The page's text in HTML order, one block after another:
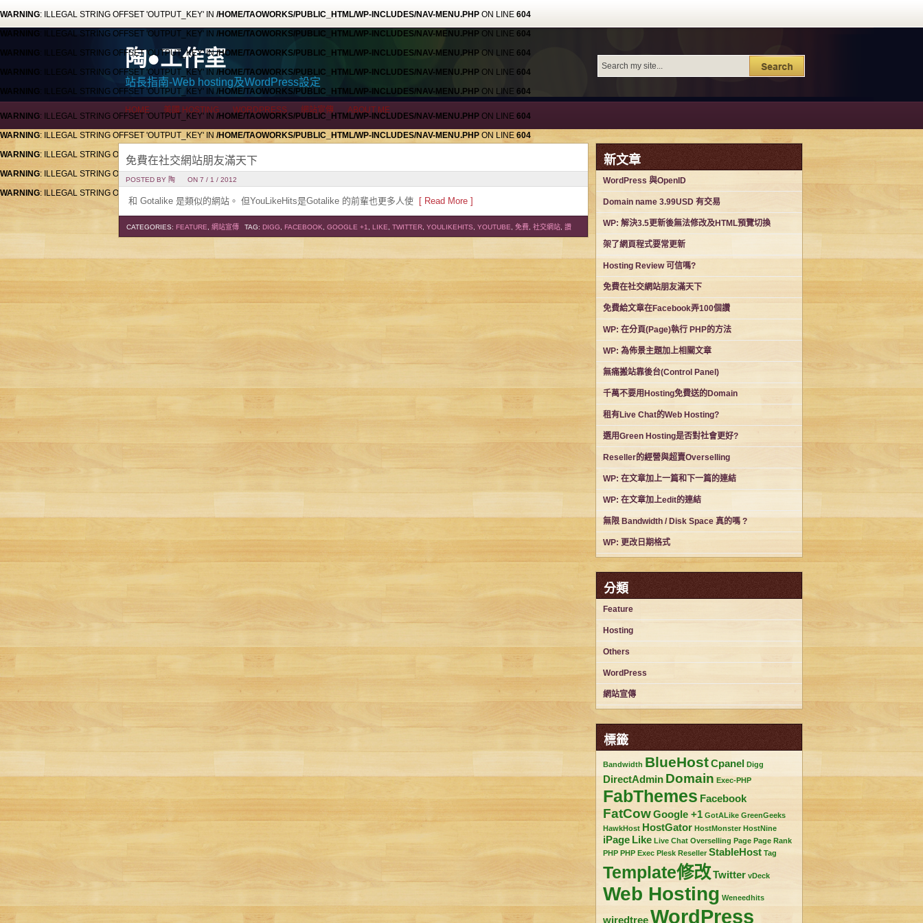
WARNING: ILLEGAL STRING OFFSET 'OUTPUT_KEY' IN /HOME/TAOWORKS/PUBLIC_HTML/WP-INCLUDES/NAV-MENU.PHP ON LINE 604
WARNING: ILLEGAL STRING OFFSET 'OUTPUT_KEY' IN /HOME/TAOWORKS/PUBLIC_HTML/WP-INCLUDES/NAV-MENU.PHP ON LINE 604
WARNING: ILLEGAL STRING OFFSET 'OUTPUT_KEY' IN/HOME/TAOWORKS/PUBLIC_HTML/WP-INCLUDES/NAV-MENU.PHP ON LINE 604
WARNING: ILLEGAL STRING OFFSET 'OUTPUT_KEY' IN /HOME/TAOWORKS/PUBLIC_HTML/WP-INCLUDES/NAV-MENU.PHP ON LINE 604
WARNING: ILLEGAL STRING OFFSET 'OUTPUT_KEY' IN /HOME/TAOWORKS/PUBLIC_HTML/WP-INCLUDES/NAV-MENU.PHP ON LINE 604
HOME
美國 HOSTING WORDPRESS 網站宣傳 ABOUT ME
陶●工作室
站長指南-Web hosting及WordPress設定
WARNING: ILLEGAL STRING OFFSET 'OUTPUT_KEY' IN /HOME/TAOWORKS/PUBLIC_HTML/WP-INCLUDES/NAV-MENU.PHP ON LINE 604
WARNING: ILLEGAL STRING OFFSET 'OUTPUT_KEY' IN /HOME/TAOWORKS/PUBLIC_HTML/WP-INCLUDES/NAV-MENU.PHP ON LINE 604
WARNING: ILLEGAL STRING OFFSET 'OUTPUT_KEY' IN/HOME/TAOWORKS/PUBLIC_HTML/WP-INCLUDES/NAV-MENU.PHP
WARNING: ILLEGAL STRING OFFSET 'OUTPUT_KEY' IN/HOME/TAOWORKS/PUBLIC_HTML/WP-INCLUDES/NAV-MENU.PHPON LINE604
WARNING: ILLEGAL STRING OFFSET 'OUTPUT_KEY' IN
免費在社交網站朋友滿天下
POSTED BY 陶 ON 7 / 1 / 2012
和 Gotalike 是類似的網站。 但YouLikeHits是Gotalike 的前輩也更多人使 [ Read More ]
CATEGORIES: FEATURE 網站宣傳 TAG: DIGG FACEBOOK GOOGLE +1 LIKE TWITTER YOULIKEHITS YOUTUBE 免費 社交網站 讚
新文章
WordPress 與OpenID
Domain name 3.99USD 有交易
WP: 解決3.5更新後無法修改及HTML預覽切換
架了網頁程式要常更新
Hosting Review 可信嗎?
免費在社交網站朋友滿天下
免費給文章在Facebook弄100個讚
WP: 在分頁(Page)執行 PHP的方法
WP: 為佈景主題加上相關文章
無痛搬站靠後台(Control Panel)
千萬不要用Hosting免費送的Domain
租有Live Chat的Web Hosting?
選用Green Hosting是否對社會更好?
Reseller的經營與超賣Overselling
WP: 在文章加上一篇和下一篇的連結
WP: 在文章加上edit的連結
無限 Bandwidth / Disk Space 真的嗎 ?
WP: 更改日期格式
分類
Feature
Hosting
Others
WordPress
網站宣傳
標籤
Bandwidth BlueHostCpanel Digg
DirectAdmin Domain Exec-PHP
FabThemes Facebook
FatCowGoogle +1 GotALike GreenGeeks
HawkHost HostGator HostMonster HostNine
iPage Like Live Chat Overselling Page Page Rank
PHP PHP Exec Plesk Reseller StableHost Tag
Template修改Twitter vDeck
Web Hosting Weneedhits
wiredtreeWordPress